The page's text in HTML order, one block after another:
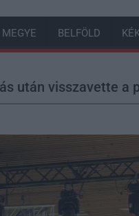
BELFÖLD
után visszavette a